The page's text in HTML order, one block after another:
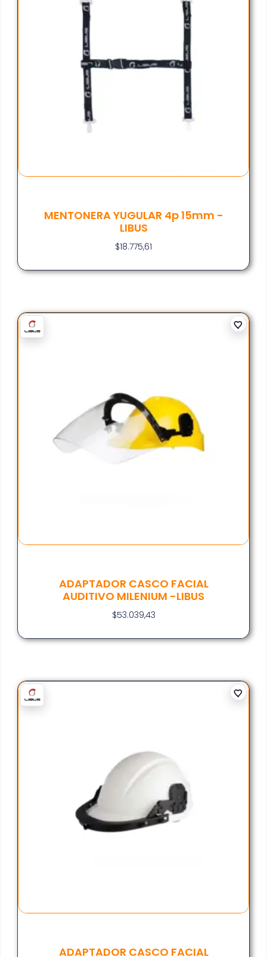
MENTONERA YUGULAR 4p 15mm -
LIBUS
$18.775,61
ADAPTADOR CASCO FACIAL
AUDITIVO MILENIUM -LIBUS
$53.039,43
ADAPTADOR CASCO FACIAL